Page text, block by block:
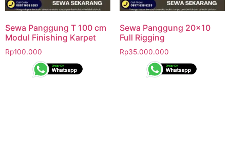
Sewa Panggung T 100 cm
Modul Finishing Karpet
Rp100.000
Sewa Panggung 20×10
Full Rigging
Rp35.000.000